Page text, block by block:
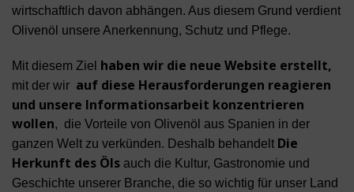
wirtschaftlich davon abhängen. Aus diesem Grund verdient
Olivenöl unsere Anerkennung, Schutz und Pflege.
Mit diesem Ziel haben wir die neue Website erstellt,
mit der wir auf diese Herausforderungen reagieren
und unsere Informationsarbeit konzentrieren
wollen, die Vorteile von Olivenöl aus Spanien in der
ganzen Welt zu verkünden. Deshalb behandelt Die
Herkunft des Öls auch die Kultur, Gastronomie und
Geschichte unserer Branche, die so wichtig für unser Land